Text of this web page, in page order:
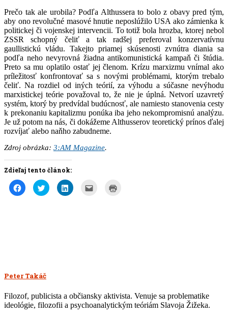
Prečo tak ale urobila? Podľa Althussera to bolo z obavy pred tým,
aby ono revolučné masové hnutie neposlúžilo USA ako zámienka k
politickej či vojenskej intervencii. To totiž bola hrozba, ktorej nebol
ZSSR schopný čeliť a tak radšej preferoval konzervatívnu
gaullistickú vládu. Takejto priamej skúsenosti zvnútra diania sa
podľa neho nevyrovná žiadna antikomunistická kampaň či štúdia.
Preto sa mu oplatilo ostať jej členom. Krízu marxizmu vnímal ako
príležitosť konfrontovať sa s novými problémami, ktorým trebalo
čeliť. Na rozdiel od iných teórií, za výhodu a súčasne nevýhodu
marxistickej teórie považoval to, že nie je úplná. Netvorí uzavretý
systém, ktorý by predvídal budúcnosť, ale namiesto stanovenia cesty
k prekonaniu kapitalizmu ponúka iba jeho nekompromisnú analýzu.
Je už potom na nás, či dokážeme Althusserov teoretický prínos ďalej
rozvíjať alebo naňho zabudneme.
Zdroj obrázka: 3:AM Magazine.
Zdieľaj tento článok:
Kliknite
pre
zdieľanie
Kliknite
pre
zdieľanie
Kliknite
pre
Kliknite
Peter Takáč
Filozof, publicista a občiansky aktivista. Venuje sa problematike
ideológie, filozofii a psychoanalytickým teóriám Slavoja Žižeka.